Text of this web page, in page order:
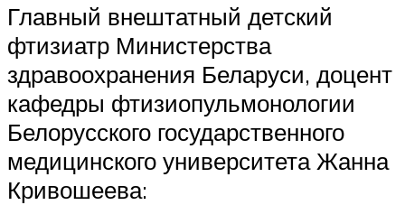
Главный внештатный детский
фтизиатр Министерства
здравоохранения Беларуси, доцент
кафедры фтизиопульмонологии
Белорусского государственного
медицинского университета Жанна
Кривошеева: